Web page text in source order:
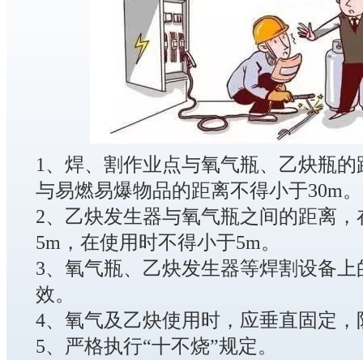
1、焊、割作业点与氧气瓶、乙炔瓶的
与易燃易爆物品的距离不得小于30m。
2、乙炔发生器与氧气瓶之间的距离
5m，在使用时不得小于5m。
3、氧气瓶、乙炔发生器等焊割设备
效。
4、氧气及乙炔使用时，应垂直固定，
5、严格执行“十不烧”规定。